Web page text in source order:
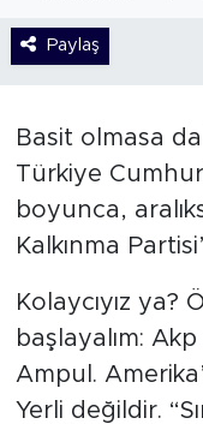
Paylaş
Basit olmasa
Türkiye
boyunca,
Kalkınma
Kolaycıyız ya?
başlayalım:
Ampul.
Yerli değildir.